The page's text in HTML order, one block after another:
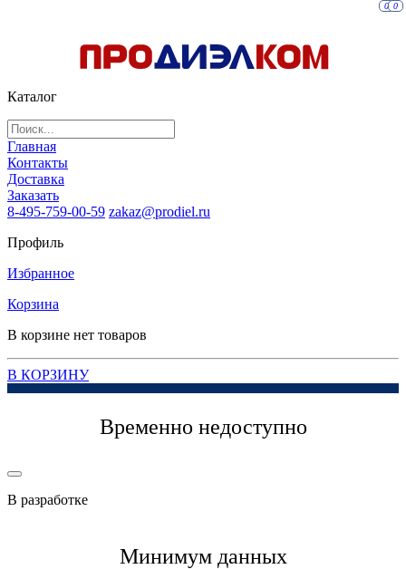
Каталог
Главная
Контакты
Доставка
Заказать
8-495-759-00-59 zakaz@prodiel.ru
Профиль
Избранное
0
Корзина
0
В корзине нет товаров
В КОРЗИНУ
Временно недоступно
В разработке
Минимум данных